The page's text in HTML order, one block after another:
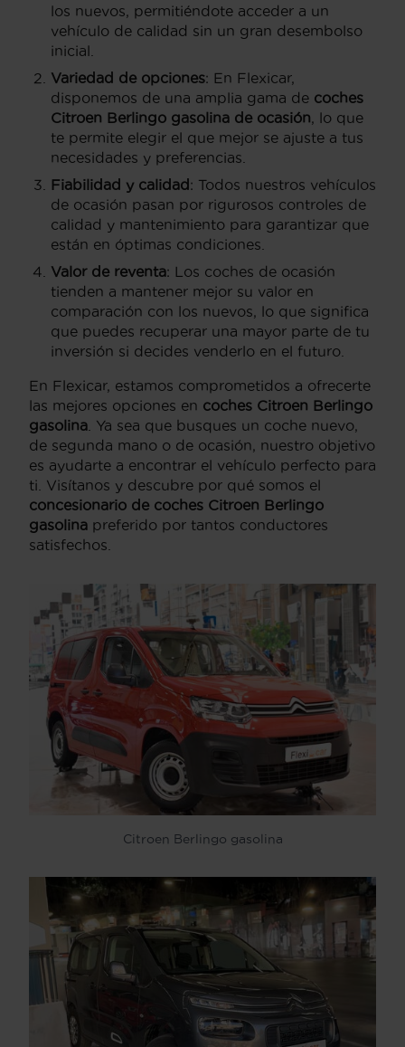
los nuevos, permitiéndote acceder a un
vehículo de calidad sin un gran desembolso
inicial.
Variedad de opciones: En Flexicar,
disponemos de una amplia gama de coches
Citroen Berlingo gasolina de ocasión , lo que
te permite elegir el que mejor se ajuste a tus
necesidades y preferencias.
Fiabilidad y calidad : Todos nuestros vehículos
de ocasión pasan por rigurosos controles de
calidad y mantenimiento para garantizar que
están en óptimas condiciones.
Valor de reventa: Los coches de ocasión
tienden a mantener mejor su valor en
comparación con los nuevos, lo que significa
que puedes recuperar una mayor parte de tu
inversión si decides venderlo en el futuro.
En Flexicar, estamos comprometidos a ofrecerte
las mejores opciones en coches Citroen Berlingo
gasolina . Ya sea que busques un coche nuevo,
de segunda mano o de ocasión, nuestro objetivo
es ayudarte a encontrar el vehículo perfecto para
ti. Visítanos y descubre por qué somos el
concesionario de coches Citroen Berlingo
gasolina preferido por tantos conductores
satisfechos.
Citroen Berlingo gasolina